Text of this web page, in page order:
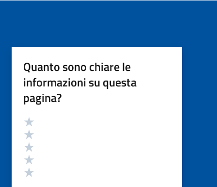
Quanto sono chiare le
informazioni su questa
pagina?
Valutazione